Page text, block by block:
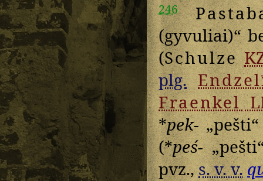
246
(gyvuliai)“
(Schulze
plg.
Fraenkel
*pek-
(*peś-
pvz.,s. v. v.